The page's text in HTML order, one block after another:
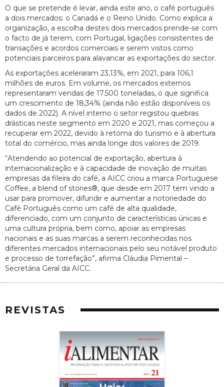
O que se pretende é levar, ainda este ano, o café português
a dois mercados: o Canadá e o Reino Unido. Como explica a
organização, a escolha destes dois mercados prende-se com
o facto de já terem, com Portugal, ligações consistentes de
transações e acordos comerciais e serem vistos como
potenciais parceiros para alavancar as exportações do sector.
As exportações aceleraram 23,13%, em 2021, para 106,1
milhões de euros. Em volume, os mercados externos
representaram vendas de 17.500 toneladas, o que significa
um crescimento de 18,34% (ainda não estão disponíveis os
dados de 2022). A nível interno o setor registou quebras
drásticas neste segmento em 2020 e 2021, mas começou a
recuperar em 2022, devido à retoma do turismo e à abertura
total do comércio, mas ainda longe dos valores de 2019.
“Atendendo ao potencial de exportação, abertura à
internacionalização e à capacidade de inovação de muitas
empresas da fileira do café, a AICC criou a marca Portuguese
Coffee, a blend of stories®, que desde em 2017 tem vindo a
usar para promover, difundir e aumentar a notoriedade do
Café Português como um café de alta qualidade,
diferenciado, com um conjunto de características únicas e
uma cultura própria, bem como, apoiar as empresas
nacionais e as suas marcas a serem reconhecidas nos
diferentes mercados internacionais pelo seu notável produto
e processo de torrefação”, afirma Cláudia Pimental –
Secretária Geral da AICC.
REVISTAS